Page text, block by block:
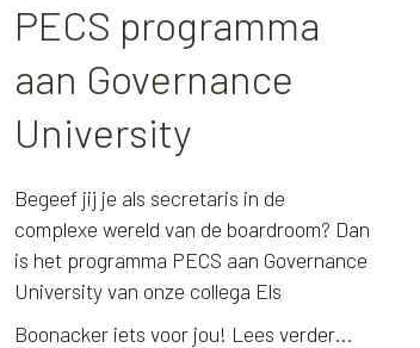
PECS programma
aan Governance
University
Begeef jij je als secretaris in de
complexe wereld van de boardroom? Dan
is het programma PECS aan Governance
University van onze collega Els
Boonacker iets voor jou! Lees verder...